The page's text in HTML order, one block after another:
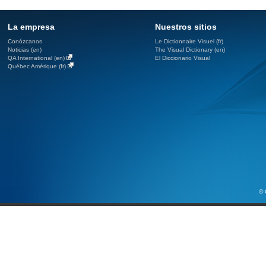
La empresa
Conózcanos
Noticias (en)
QA International (en)
Québec Amérique (fr)
Nuestros sitios
Le Dictionnaire Visuel (fr)
The Visual Dictionary (en)
El Diccionario Visual
©